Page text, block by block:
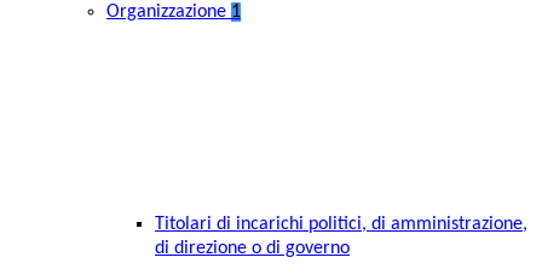
Organizzazione 1
Titolari di incarichi politici, di amministrazione,
di direzione o di governo